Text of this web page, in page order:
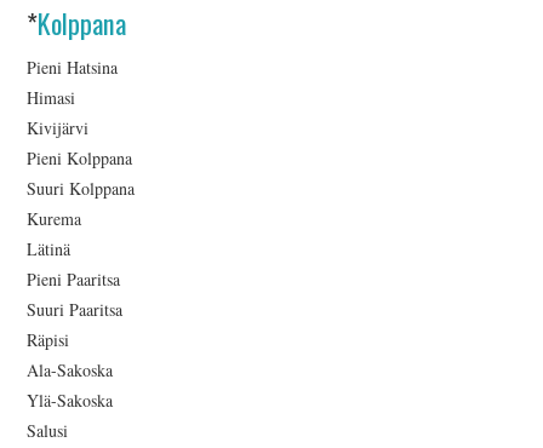
*Kolppana
Pieni Hatsina
Himasi
Kivijärvi
Pieni Kolppana
Suuri Kolppana
Kurema
Lätinä
Pieni Paaritsa
Suuri Paaritsa
Räpisi
Ala-Sakoska
Ylä-Sakoska
Salusi